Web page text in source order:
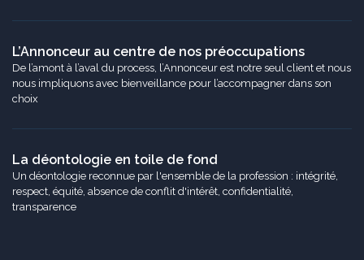
L’Annonceur au centre de nos préoccupations
De l’amont à l’aval du process, l’Annonceur est notre seul client et nous
nous impliquons avec bienveillance pour l’accompagner dans son
choix
La déontologie en toile de fond
Un déontologie reconnue par l'ensemble de la profession : intégrité,
respect, équité, absence de conflit d'intérêt, confidentialité,
transparence